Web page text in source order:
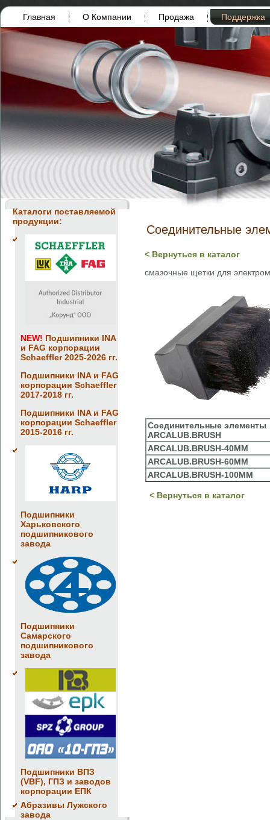
Главная О Компании Продажа Поддержка
Каталоги поставляемой
продукции:
NEW! Подшипники INA
и FAG корпорации
Schaeffler 2025-2026 гг.
Подшипники INA и FAG
корпорации Schaeffler
2017-2018 гг.
Подшипники INA и FAG
корпорации Schaeffler
2015-2016 гг.
Подшипники
Харьковского
подшипникового
завода
Подшипники
Самарского
подшипникового
завода
Подшипники ВПЗ
(VBF), ГПЗ и заводов
корпорации ЕПК
Абразивы Лужского
завода
Соединительные
< Вернуться в каталог
смазочные щетки для
Соединительные элементы
ARCALUB.BRUSH
ARCALUB.BRUSH-40MM
ARCALUB.BRUSH-60MM
ARCALUB.BRUSH-100MM
< Вернуться в каталог